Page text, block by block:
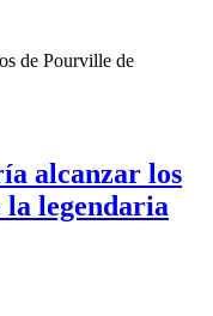
alcanzar los
la legendaria